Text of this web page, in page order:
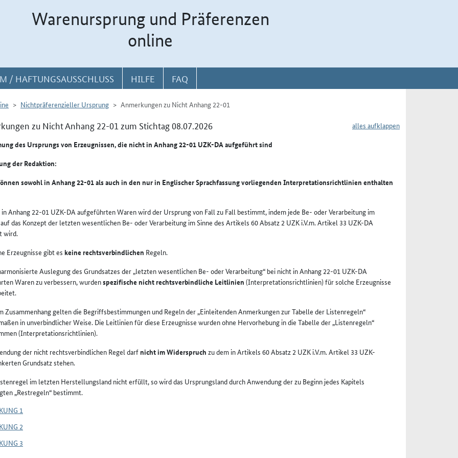
Warenursprung und Präferenzen
online
/ HAFTUNGSAUSSCHLUSS HILFE FAQ
Nichtpräferenzieller Ursprung Anmerkungen zu Nicht Anhang 22-01
alles aufklappen
zu Nicht Anhang 22-01 zum Stichtag 08.07.2026
des Ursprungs von Erzeugnissen, die nicht in Anhang 22-01 UZK-DA aufgeführt sind
der Redaktion:
sowohl in Anhang 22-01 als auch in den nur in Englischer Sprachfassung vorliegenden Interpretationsrichtlinien enthalten
in Anhang 22-01 UZK-DA aufgeführten Waren wird der Ursprung von Fall zu Fall bestimmt, indem jede Be- oder Verarbeitung im
das Konzept der letzten wesentlichen Be- oder Verarbeitung im Sinne des Artikels 60 Absatz 2 UZK i.V.m. Artikel 33 UZK-DA
wird.
Erzeugnisse gibt eskeine rechtsverbindlichen Regeln.
Auslegung des Grundsatzes der „letzten wesentlichen Be- oder Verarbeitung“ bei nicht in Anhang 22-01 UZK-DA
Waren zu verbessern, wurdenspezifische nicht rechtsverbindliche Leitlinien (Interpretationsrichtlinien) für solche Erzeugnisse
Zusammenhang gelten die Begriffsbestimmungen und Regeln der „Einleitenden Anmerkungen zur Tabelle der Listenregeln“
in unverbindlicher Weise. Die Leitlinien für diese Erzeugnisse wurden ohne Hervorhebung in die Tabelle der „Listenregeln“
(Interpretationsrichtlinien).
der nicht rechtsverbindlichen Regel darfnicht im Widerspruch zu dem in Artikels 60 Absatz 2 UZK i.V.m. Artikel 33 UZK-
Grundsatz stehen.
im letzten Herstellungsland nicht erfüllt, so wird das Ursprungsland durch Anwendung der zu Beginn jedes Kapitels
„Restregeln“ bestimmt.
1
2
3